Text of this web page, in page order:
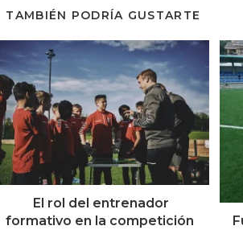
TAMBIÉN PODRÍA GUSTARTE
El rol del entrenador
formativo en la competición